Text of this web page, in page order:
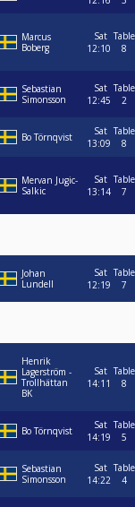
Marcus
Boberg
Sat
12:10
Table
8
Sebastian
Simonsson
Sat
12:45
Table
2
Bo Törnqvist
Sat
13:09
Table
8
Mervan Jugic-
Salkic
Sat
13:14
Table
7
Johan
Lundell
Sat
12:19
Table
7
Henrik
Lagerström -
Trollhättan
BK
Sat
14:11
Table
8
Bo Törnqvist
Sat
14:19
Table
5
Sebastian
Simonsson
Sat
14:22
Table
4